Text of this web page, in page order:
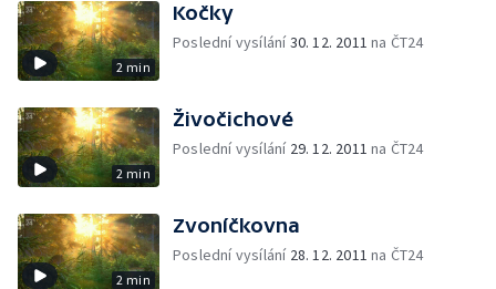
2 min
Kočky
Poslední vysílání30. 12. 2011 na ČT24
2 min
Živočichové
Poslední vysílání 29. 12. 2011 na ČT24
2 min
Zvoníčkovna
Poslední vysílání 28. 12. 2011 na ČT24